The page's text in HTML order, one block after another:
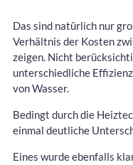
Das sind natürlich nur
Verhältnis der Kosten
zeigen. Nicht
unterschiedliche
von Wasser.
Bedingt durch die
einmal deutliche
Eines wurde ebenfalls